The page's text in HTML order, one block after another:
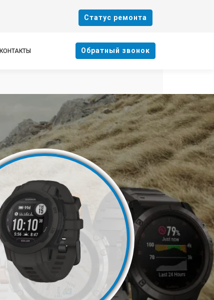
Cтатус ремонта
КОНТАКТЫ Oбратный звонок